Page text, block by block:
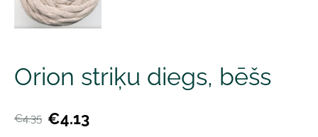
Orion striķu diegs, bēšs
€4.35 €4.13